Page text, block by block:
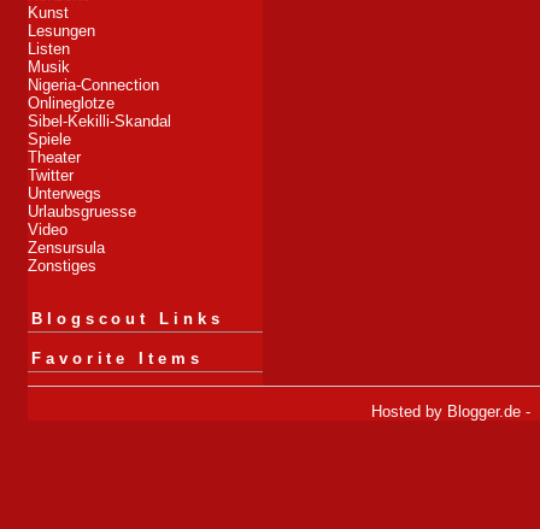
Kunst
Lesungen
Listen
Musik
Nigeria-Connection
Onlineglotze
Sibel-Kekilli-Skandal
Spiele
Theater
Twitter
Unterwegs
Urlaubsgruesse
Video
Zensursula
Zonstiges
Blogscout Links
Favorite Items
Hosted by Blogger.de-